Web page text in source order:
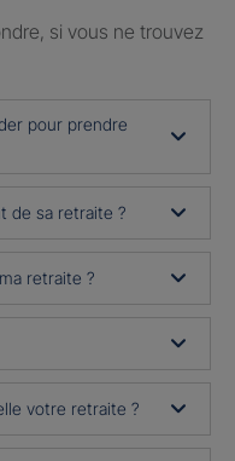
si vous ne trouvez
pour prendre
de sa retraite ?
retraite ?
votre retraite ?